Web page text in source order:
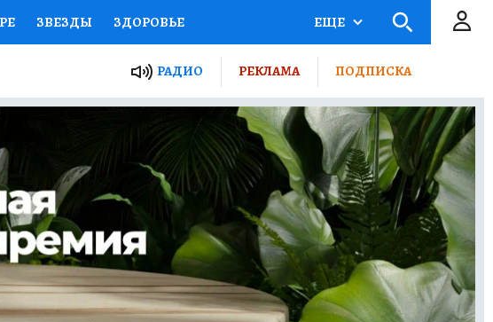
ЗВЕЗДЫ ЗДОРОВЬЕ
ПРОЕКТЫ РОССИИ АФИША
ЖЕНСКИЕ СЕКРЕТЫ ПУТЕВОДИТЕЛЬ
ДЕФИЦИТ ЖЕЛЕЗА ТУРИЗМ
У НАС ГИД ПОТРЕБИТЕЛЯ ВСЕ О КП
ЕЩЕ
РАДИО РЕКЛАМА ПОДПИСКА